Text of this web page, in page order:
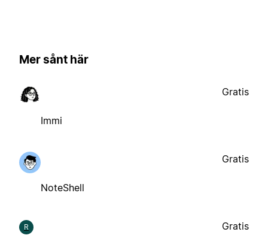
Mer sånt här
Immi
Gratis
NoteShell
Gratis
R Gratis